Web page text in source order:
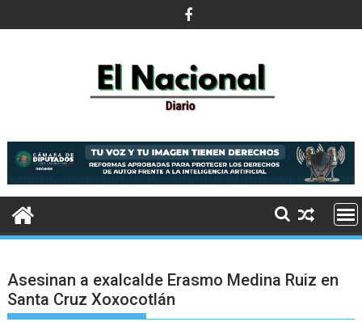
al
Asesinan a exalcalde Erasmo Medina Ruiz en
Santa Cruz Xoxocotlán